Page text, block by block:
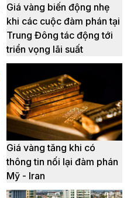
Giá vàng biến động nhẹ
khi các cuộc đàm phán tại
Trung Đông tác động tới
triển vọng lãi suất
Giá vàng tăng khi có
thông tin nối lại đàm phán
Mỹ - Iran